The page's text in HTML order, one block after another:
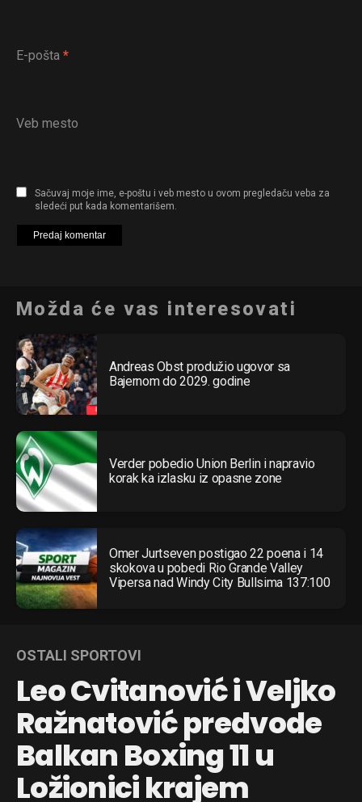
E-pošta *
Veb mesto
Sačuvaj moje ime, e-poštu i veb mesto u ovom pregledaču veba za
sledeći put kada komentarišem.
Možda će vas interesovati
Andreas Obst produžio ugovor sa
Bajernom do 2029. godine
Verder pobedio Union Berlin i napravio
korak ka izlasku iz opasne zone
Omer Jurtseven postigao 22 poena i 14
skokova u pobedi Rio Grande Valley
Vipersa nad Windy City Bullsima 137:100
OSTALI SPORTOVI
Leo Cvitanović i Veljko
Ražnatović predvode
Balkan Boxing 11 u
Ložionici krajem